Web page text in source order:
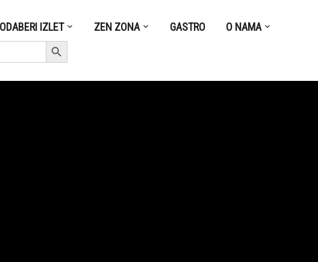
ODABERI IZLET ZEN ZONA GASTRO O NAMA
Search Button